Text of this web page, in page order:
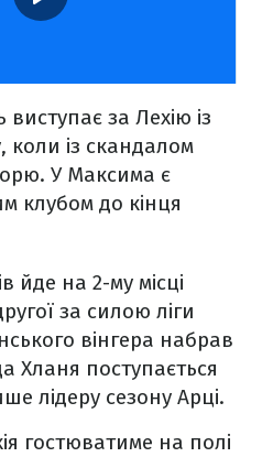
за Лехію із
коли із скандалом
У Максима є
клубом до кінця
йде на 2-му місці
за силою ліги
вінгера набрав
Хланя поступається
лідеру сезону Арці.
гостюватиме на полі